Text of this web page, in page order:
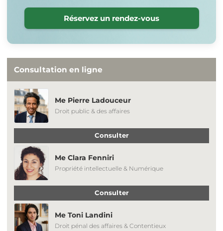
Réservez un rendez-vous
Consultation en ligne
Me Pierre Ladouceur
Droit public & des affaires
Consulter
Me Clara Fenniri
Propriété intellectuelle & Numérique
Consulter
Me Toni Landini
Droit pénal des affaires & Contentieux